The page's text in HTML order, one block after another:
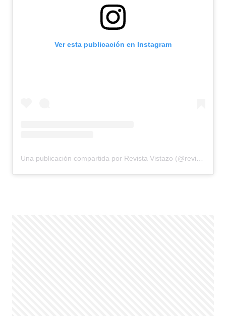
Ver esta publicación en Instagram